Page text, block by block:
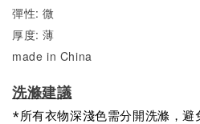
彈性: 微
厚度: 薄
made in China
洗滌建議
*所有衣物深淺色需分開洗滌，避